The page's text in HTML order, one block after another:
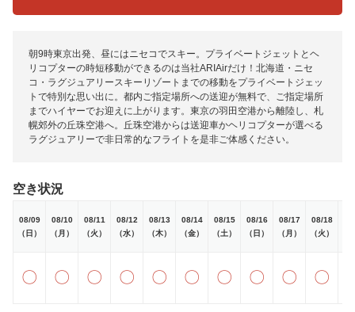
朝9時東京出発、昼にはニセコでスキー。プライベートジェットとヘ
リコプターの時短移動ができるのは当社ARIAirだけ！北海道・ニセ
コ・ラグジュアリースキーリゾートまでの移動をプライベートジェッ
トで特別な思い出に。都内ご指定場所への送迎が無料で、ご指定場所
までハイヤーでお迎えに上がります。東京の羽田空港から離陸し、札
幌郊外の丘珠空港へ。丘珠空港からは送迎車かヘリコプターが選べる
ラグジュアリーで非日常的なフライトを是非ご体感ください。
空き状況
08/09
（日）
08/10
（月）
08/11
（火）
08/12
（水）
08/13
（木）
08/14
（金）
08/15
（土）
08/16
（日）
08/17
（月）
08/18
（火）
〇 〇 〇 〇 〇 〇 〇 〇 〇 〇